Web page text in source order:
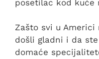
posetilac kod kuće
Zašto svi u
došli gladni i da
domaće